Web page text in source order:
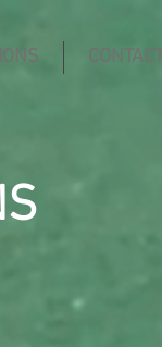
CONTACT